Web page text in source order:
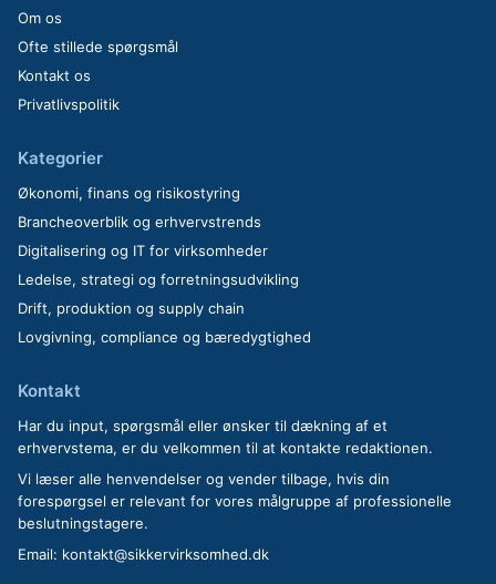
Om os
Ofte stillede spørgsmål
Kontakt os
Privatlivspolitik
Kategorier
Økonomi, finans og risikostyring
Brancheoverblik og erhvervstrends
Digitalisering og IT for virksomheder
Ledelse, strategi og forretningsudvikling
Drift, produktion og supply chain
Lovgivning, compliance og bæredygtighed
Kontakt
Har du input, spørgsmål eller ønsker til dækning af et
erhvervstema, er du velkommen til at kontakte redaktionen.
Vi læser alle henvendelser og vender tilbage, hvis din
forespørgsel er relevant for vores målgruppe af professionelle
beslutningstagere.
Email: kontakt@sikkervirksomhed.dk